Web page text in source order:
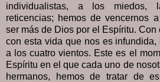
individualistas, a los miedos,
reticencias; hemos de vencernos
ser más de Dios por el Espíritu.
con esta vida que nos es
a los cuatro vientos. Este es el
Espíritu en el que cada uno de
hermanos, hemos de tratar de